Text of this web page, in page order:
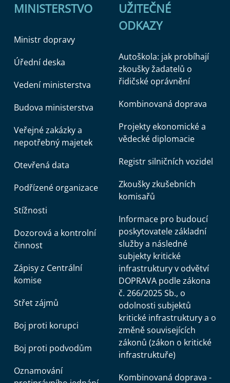
MINISTERSTVO
Ministr dopravy
Úřední deska
Vedení ministerstva
Budova ministerstva
Veřejné zakázky a
nepotřebný majetek
Otevřená data
Podřízené organizace
Stížnosti
Dozorová a kontrolní
činnost
Zápisy z Centrální
komise
Střet zájmů
Boj proti korupci
Boj proti podvodům
Oznamování
UŽITEČNÉ
ODKAZY
Autoškola: jak probíhají
zkoušky žadatelů o
řidičské oprávnění
Kombinovaná doprava
Projekty ekonomické a
vědecké diplomacie
Registr silničních vozidel
Zkoušky zkušebních
komisařů
Informace pro budoucí
poskytovatele základní
služby a následné
subjekty kritické
infrastruktury v odvětví
DOPRAVA podle zákona
č. 266/2025 Sb., o
odolnosti subjektů
kritické infrastruktury a o
změně souvisejících
zákonů (zákon o kritické
infrastruktuře)
Kombinovaná doprava -